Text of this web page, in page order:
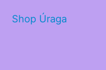
Shop Úraga